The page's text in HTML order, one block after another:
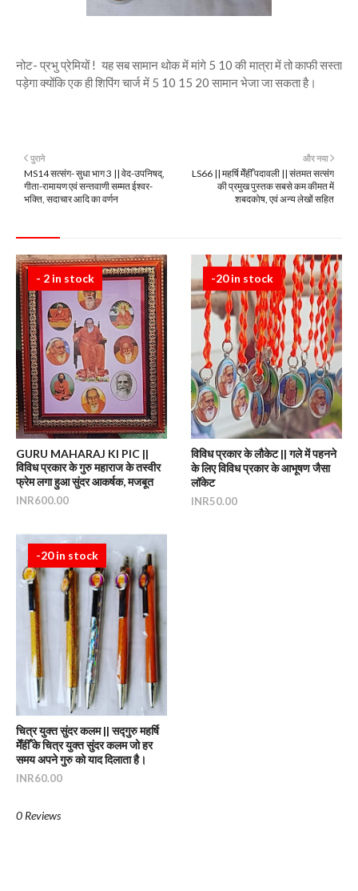
नोट- प्रभु प्रेमियों ! यह सब सामान थोक में मांगे 5 10 की मात्रा में तो काफी सस्ता
पड़ेगा क्योंकि एक ही शिपिंग चार्ज में 5 10 15 20 सामान भेजा जा सकता है।
और नया
LS66 || महर्षि मेँहीँ पदावली || संतमत सत्संग
की प्रमुख पुस्तक सबसे कम कीमत में
शबदकोष, एवं अन्य लेखों सहित
पुराने
MS14 सत्संग- सुधा भाग 3 || वेद-उपनिषद्,
गीता-रामायण एवं सन्तवाणी सम्मत ईश्वर-
भक्ति, सदाचार आदि का वर्णन
- 2 in stock
GURU MAHARAJ KI PIC ||
विविध प्रकार के गुरु महाराज के तस्वीर
फ्रेम लगा हुआ सुंदर आकर्षक, मजबूत
INR600.00
-20 in stock
विविध प्रकार के लौकेट || गले में पहनने
के लिए विविध प्रकार के आभूषण जैसा
लॉकेट
INR50.00
-20 in stock
चित्र युक्त सुंदर कलम || सद्गुरु महर्षि
मेँहीँ के चित्र युक्त सुंदर कलम जो हर
समय अपने गुरु को याद दिलाता है।
INR60.00
0 Reviews